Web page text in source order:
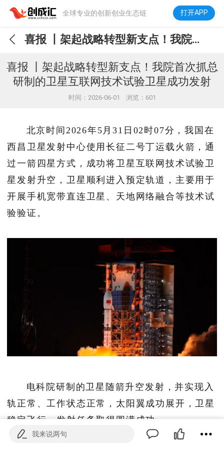
全球专业的创新创业生态链 打开APP
喜报 丨架起战略转型新支点！我院首次抓总研制的卫星互联网技术试验卫星成功发射
喜报 丨架起战略转型新支点！我院首次抓总
研制的卫星互联网技术试验卫星成功发射
时间：2026-06-01 浏览：601
北京时间2026年5月31日02时07分，我国在
西昌卫星发射中心使用长征二号丁运载火箭，通
过一箭四星方式，成功将卫星互联网技术试验卫
星发射升空，卫星顺利进入预定轨道，主要用于
开展手机宽带直连卫星、天地网络融合等技术试
验验证。
电科院研制的卫星随箭升空发射，并实现入
轨正常、工作状态正常，太阳翼成功展开，卫星
稳定飞行，发射任务取得圆满成功。
我来说两句